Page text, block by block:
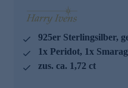
keine Kompromisse ein.
in unserer
Lieferanten strengste
dazu die Prüfung auf
der Schweizer
Gönnen Sie sich dieses
925er Sterlingsilber,
1x Peridot, 1x
zus. ca. 1,72 ct